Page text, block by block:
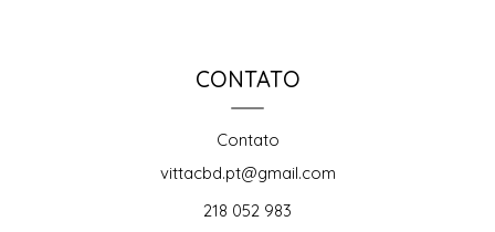
CONTATO
Contato
vittacbd.pt@gmail.com
218 052 983